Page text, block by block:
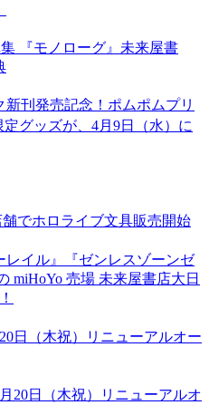
『モノローグ』未来屋書
刊発売記念！ポムポムプリ
定グッズが、4月9日（水）に
でホロライブ文具販売開始
レイル』『ゼンレスゾーンゼ
miHoYo 売場 未来屋書店大日
日（木祝）リニューアルオー
20日（木祝）リニューアルオ